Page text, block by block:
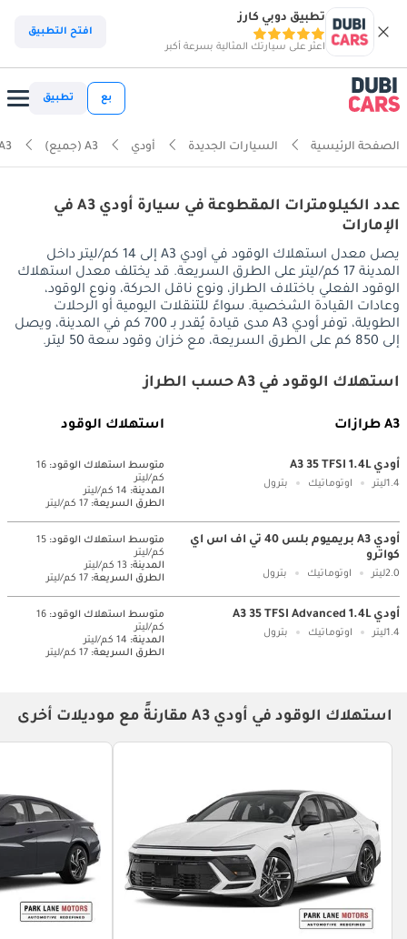
تطبيق دوبي كارز
اعثر على سيارتك المثالية بسرعة أكبر
افتح التطبيق
بع تطبيق
الصفحة الرئيسية السيارات الجديدة أودي A3 (جميع)
عدد الكيلومترات المقطوعة في سيارة أودي A3 في
الإمارات
يصل معدل استهلاك الوقود في أودي A3 إلى 14 كم/ليتر داخل
المدينة 17 كم/ليتر على الطرق السريعة. قد يختلف معدل استهلاك
الوقود الفعلي باختلاف الطراز، ونوع ناقل الحركة، ونوع الوقود،
وعادات القيادة الشخصية. سواءً للتنقلات اليومية أو الرحلات
الطويلة، توفر أودي A3 مدى قيادة يُقدر بـ 700 كم في المدينة، ويصل
إلى 850 كم على الطرق السريعة، مع خزان وقود سعة 50 ليتر.
استهلاك الوقود في A3 حسب الطراز
A3 طرازات استهلاك الوقود
أودي A3 35 TFSI 1.4L
1.4ليتر اوتوماتيك بترول
متوسط ​​استهلاك الوقود: 16
كم/ليتر
المدينة: 14 كم/ليتر
الطرق السريعة: 17 كم/ليتر
أودي A3 بريميوم بلس 40 تي اف اس اي
كواترو
2.0ليتر اوتوماتيك بترول
متوسط ​​استهلاك الوقود: 15
كم/ليتر
المدينة: 13 كم/ليتر
الطرق السريعة: 17 كم/ليتر
أودي A3 35 TFSI Advanced 1.4L
1.4ليتر اوتوماتيك بترول
متوسط ​​استهلاك الوقود: 16
كم/ليتر
المدينة: 14 كم/ليتر
الطرق السريعة: 17 كم/ليتر
استهلاك الوقود في أودي A3 مقارنةً مع موديلات أخرى